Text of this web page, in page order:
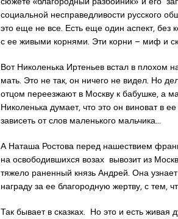
социальной несправедливости русского
это еще не все. Есть еще один аспект, без
с ее живыми корнями. Эти корни – миф и
Вот Николенька Иртеньев встал в плохом
мать. Это не так, он ничего не видел. Но
отцом переезжают в Москву к бабушке, а
Николенька думает, что это он виноват в
зависеть от слов маленького мальчика…
А Наташа Ростова перед нашествием
на освободившихся возах вывозит из
тяжело раненный князь Андрей. Она
награду за ее благородную жертву, с тем,
Так бывает в сказках. Но это и есть живая